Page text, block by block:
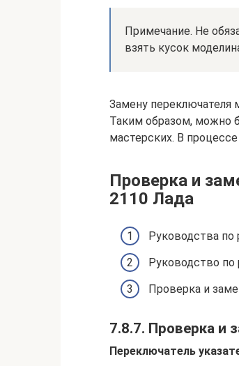
Примечание. Не
взять кусок
Замену переключателя
Таким образом, можно
мастерских. В
Проверка и
2110 Лада
Руководства по
Руководство по
Проверка и
7.8.7. Проверка и
Переключатель